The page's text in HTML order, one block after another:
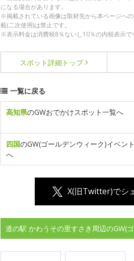
になる場合があります。
※掲載されている画像は取材先から本ページへ
載(二次使用)は禁止です。
※表示料金は消費税8％ないし10％の内税表示で
スポット詳細 トップ
一覧に戻る
高知県のGWおでかけスポット一覧へ
四国のGW(ゴールデンウィーク)イベン
へ
X(旧Twitter)でシ
道の駅 かわうその里すさき周辺のGW(